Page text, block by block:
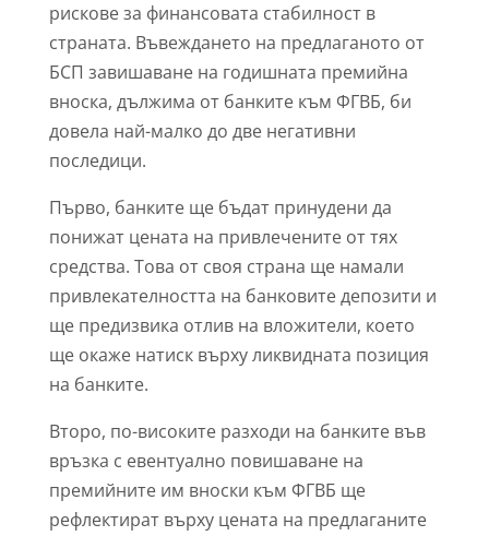
рискове за финансовата стабилност в
страната. Въвеждането на предлаганото от
БСП завишаване на годишната премийна
вноска, дължима от банките към ФГВБ, би
довела най-малко до две негативни
последици.
Първо, банките ще бъдат принудени да
понижат цената на привлечените от тях
средства. Това от своя страна ще намали
привлекателността на банковите депозити и
ще предизвика отлив на вложители, което
ще окаже натиск върху ликвидната позиция
на банките.
Второ, по-високите разходи на банките във
връзка с евентуално повишаване на
премийните им вноски към ФГВБ ще
рефлектират върху цената на предлаганите